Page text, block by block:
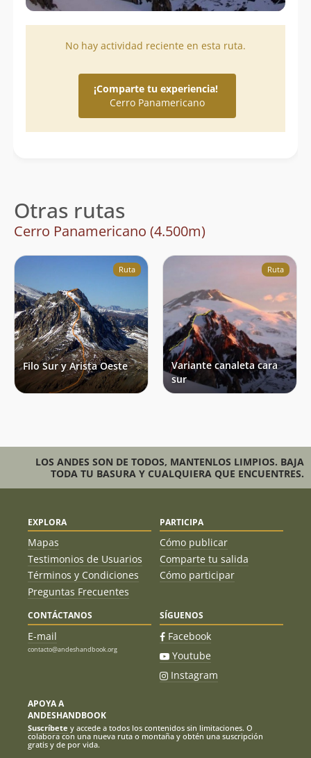
No hay actividad reciente en esta ruta.
¡Comparte tu experiencia!
Cerro Panamericano
Otras rutas
Cerro Panamericano (4.500m)
Ruta
Filo Sur y Arista Oeste
Ruta
Variante canaleta cara
sur
LOS ANDES SON DE TODOS, MANTENLOS LIMPIOS. BAJA
TODA TU BASURA Y CUALQUIERA QUE ENCUENTRES.
EXPLORA
Mapas
Testimonios de Usuarios
Términos y Condiciones
Preguntas Frecuentes
PARTICIPA
Cómo publicar
Comparte tu salida
Cómo participar
CONTÁCTANOS
E-mail
contacto@andeshandbook.org
SÍGUENOS
Facebook
Youtube
Instagram
APOYA A
ANDESHANDBOOK
Suscríbete y accede a todos los contenidos sin limitaciones. O
colabora con una nueva ruta o montaña y obtén una suscripción
gratis y de por vida.